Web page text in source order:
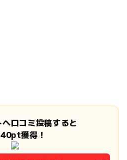
口コミ投稿すると
獲得！